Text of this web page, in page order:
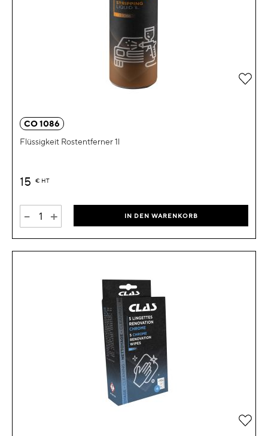
CO 1086
Flüssigkeit Rostentferner 1l
15 € HT
- + IN DEN WARENKORB
Zur
Zur